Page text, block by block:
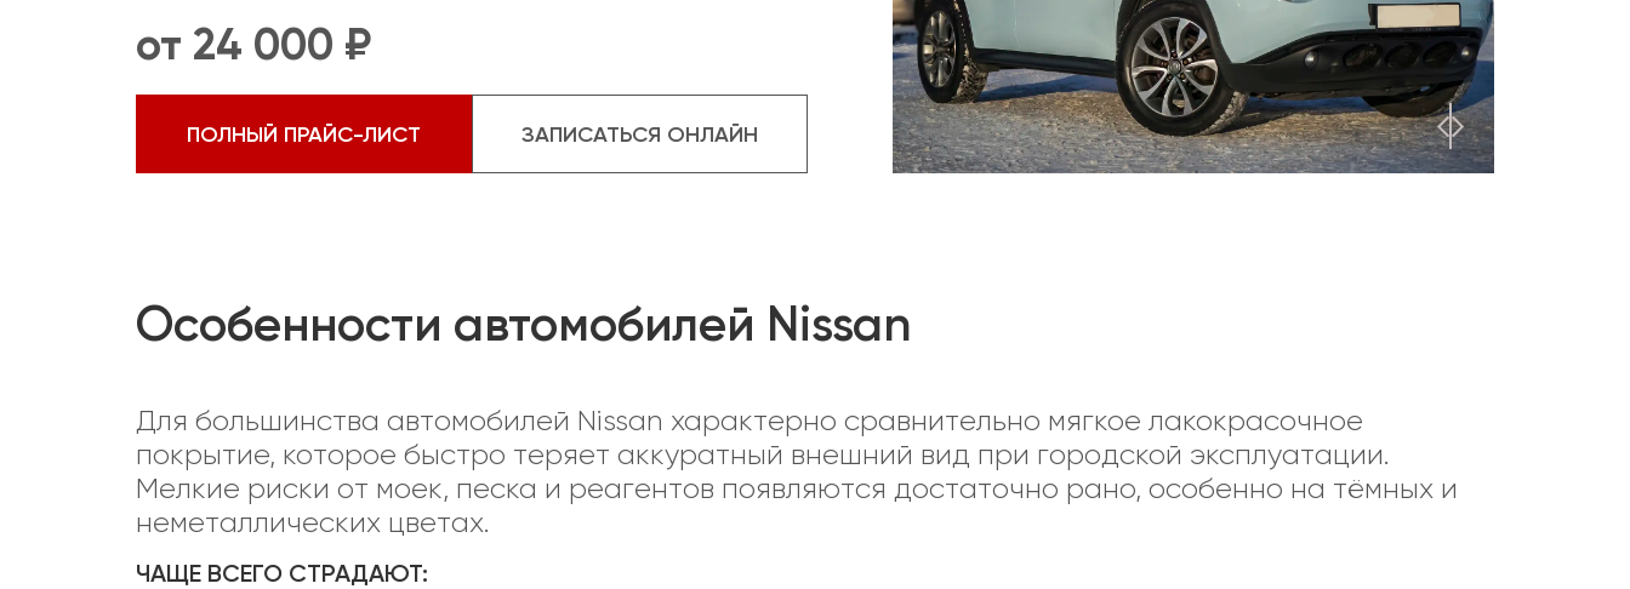
от 24 000 ₽
ПОЛНЫЙ ПРАЙС-ЛИСТ ЗАПИСАТЬСЯ ОНЛАЙН
Особенности автомобилей Nissan
Для большинства автомобилей Nissan характерно сравнительно мягкое лакокрасочное
покрытие, которое быстро теряет аккуратный внешний вид при городской эксплуатации.
Мелкие риски от моек, песка и реагентов появляются достаточно рано, особенно на тёмных и
неметаллических цветах.
ЧАЩЕ ВСЕГО СТРАДАЮТ: